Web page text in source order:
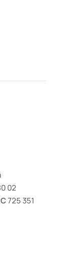
02
725 351